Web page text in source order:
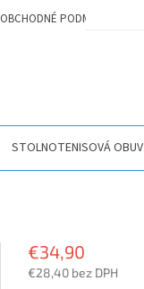
OBCHODNÉ PODMIENKY
STOLNOTENISOVÁ OBUV
€34,90
€28,40 bez DPH